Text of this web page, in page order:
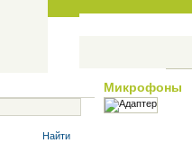
Найти
Микрофоны